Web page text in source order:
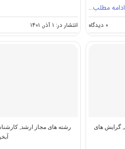
ادامه مطلب…
۰ دیدگاه
سوالات
و
آبخیزداری
انتشار در: ۱ آذر, ۱۴۰۱
, گرایش های
رشته های مجاز ارشد,